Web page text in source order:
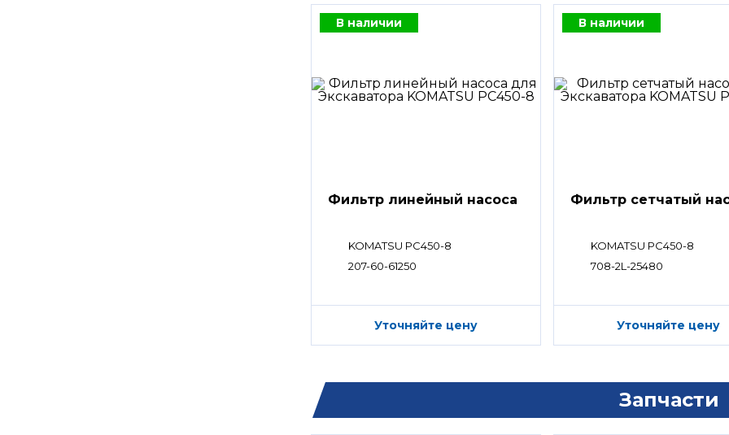
В наличии
Фильтр линейный насоса
KOMATSU PC450-8
207-60-61250
Уточняйте цену
В наличии
Фильтр сетчатый
KOMATSU PC450-8
708-2L-25480
Уточняйте цену
Запчасти